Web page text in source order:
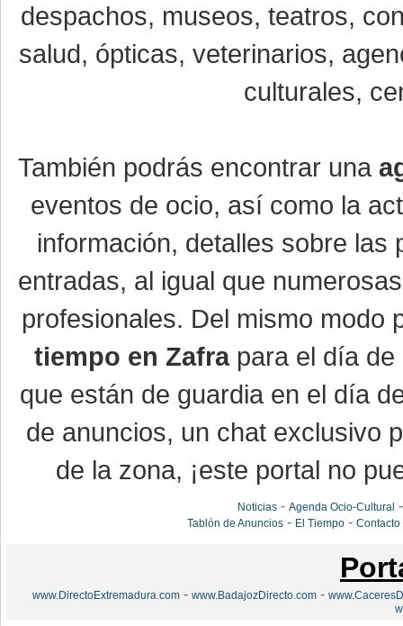
despachos, museos, teatros,
salud, ópticas, veterinarios,
culturales,
También podrás encontrar una
eventos de ocio, así como la
información, detalles sobre
entradas, al igual que
profesionales. Del mismo modo
tiempo en Zafrapara el día de
que están de guardia en el día
de anuncios, un chat exclusivo
de la zona, ¡este portal no
Noticias- Agenda Ocio-Cultural
Tablón de Anuncios- El Tiempo- Contacto
www.DirectoExtremadura.com - www.BadajozDirecto.com -